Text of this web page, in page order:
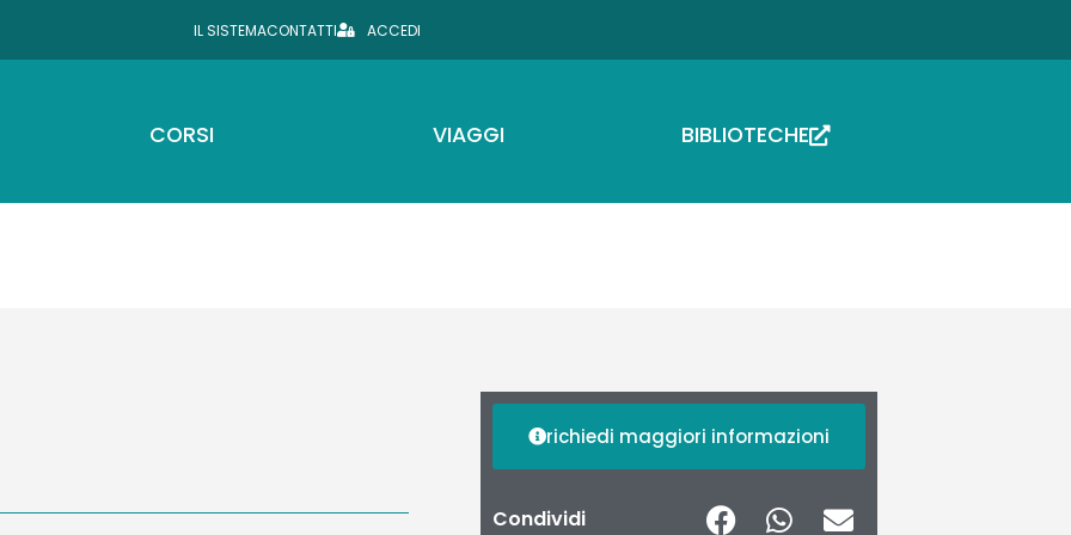
IL SISTEMACONTATTI ACCEDI
CORSI VIAGGI BIBLIOTECHE
richiedi maggiori informazioni
Condividi